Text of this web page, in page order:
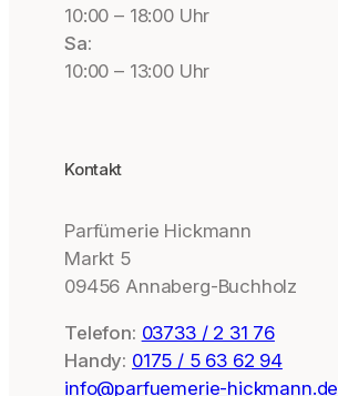
10:00 – 18:00 Uhr
Sa:
10:00 – 13:00 Uhr
Kontakt
Parfümerie Hickmann
Markt 5
09456 Annaberg-Buchholz
Telefon: 03733 / 2 31 76
Handy: 0175 / 5 63 62 94
info@parfuemerie-hickmann.de